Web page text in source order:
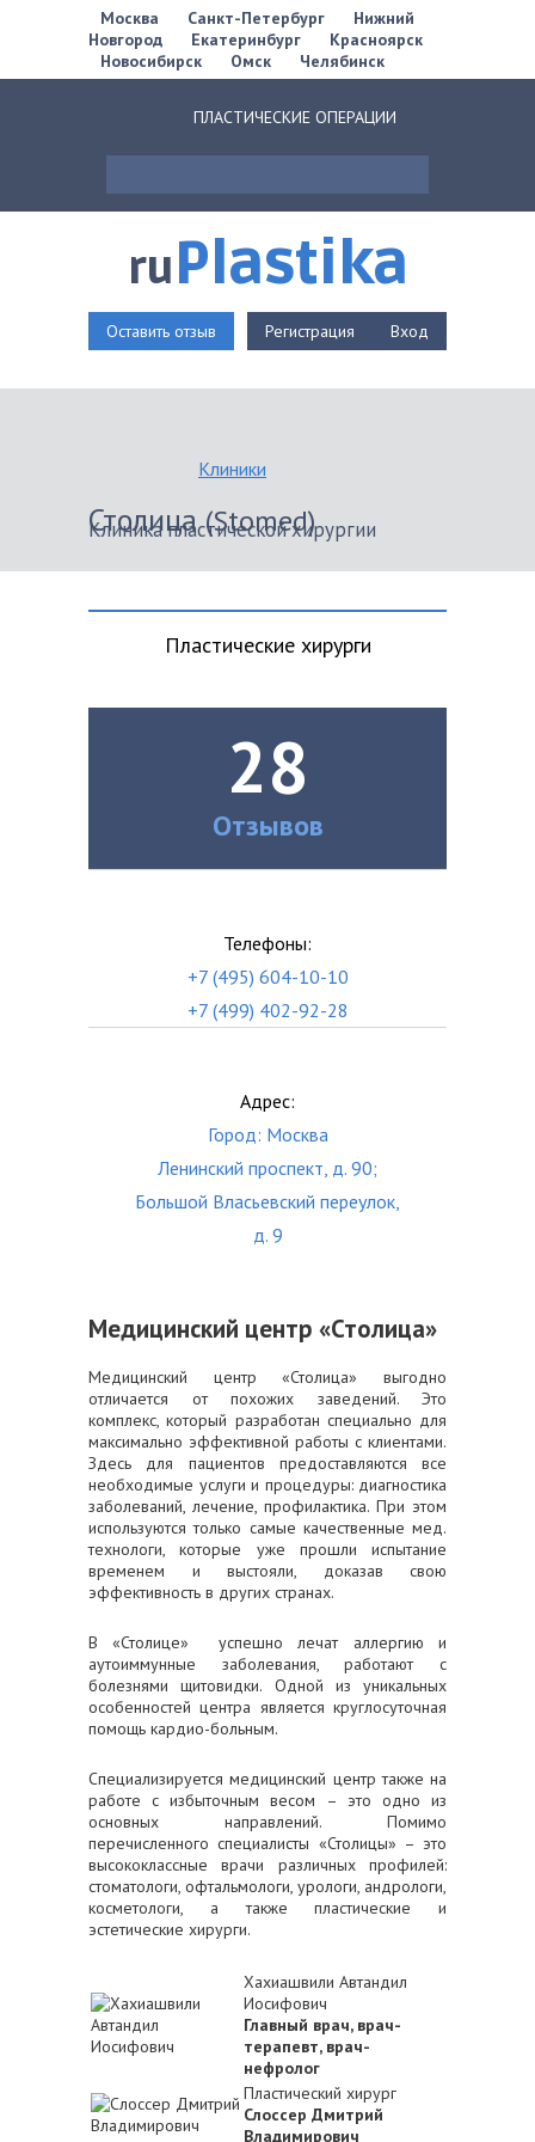
Москва Санкт-Петербург
Нижний
Новгород
Екатеринбург
Красноярск
Новосибирск
Омск Челябинск
ПЛАСТИЧЕСКИЕ ОПЕРАЦИИ
ruPlastika
Оставить отзыв Регистрация Вход
Клиники
Столица (Stomed)
Клиника пластической хирургии
Пластические хирурги
28
Отзывов
Телефоны:
+7 (495) 604-10-10
+7 (499) 402-92-28
Адрес:
Город: Москва
Ленинский проспект, д. 90;
Большой Власьевский переулок,
д. 9
Медицинский центр «Столица»
Медицинский центр «Столица» выгодно
отличается от похожих заведений. Это
комплекс, который разработан специально для
максимально эффективной работы с клиентами.
Здесь для пациентов предоставляются все
необходимые услуги и процедуры: диагностика
заболеваний, лечение, профилактика. При этом
используются только самые качественные мед.
технологи, которые уже прошли испытание
временем и выстояли, доказав свою
эффективность в других странах.
В «Столице» успешно лечат аллергию и
аутоиммунные заболевания, работают с
болезнями щитовидки. Одной из уникальных
особенностей центра является круглосуточная
помощь кардио-больным.
Специализируется медицинский центр также на
работе с избыточным весом – это одно из
основных направлений. Помимо
перечисленного специалисты «Столицы» – это
высококлассные врачи различных профилей:
стоматологи, офтальмологи, урологи, андрологи,
косметологи, а также пластические и
эстетические хирурги.
Хахиашвили Автандил
Иосифович
Главный врач, врач-
терапевт, врач-
нефролог
Пластический хирург
Слоссер Дмитрий
Владимирович